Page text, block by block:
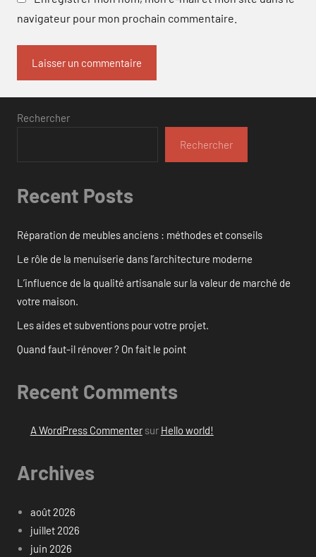
navigateur pour mon prochain commentaire.
Rechercher
Rechercher
Recent Posts
Réparation de meubles anciens : méthodes et conseils
Le rôle de la menuiserie dans l’architecture moderne
L’influence de la qualité artisanale sur la valeur de marché de
votre maison.
Les aides et subventions pour votre projet.
Quand faut-il rénover ? On fait le point
Recent Comments
A WordPress Commentersur Hello world!
Archives
août 2026
juillet 2026
juin 2026